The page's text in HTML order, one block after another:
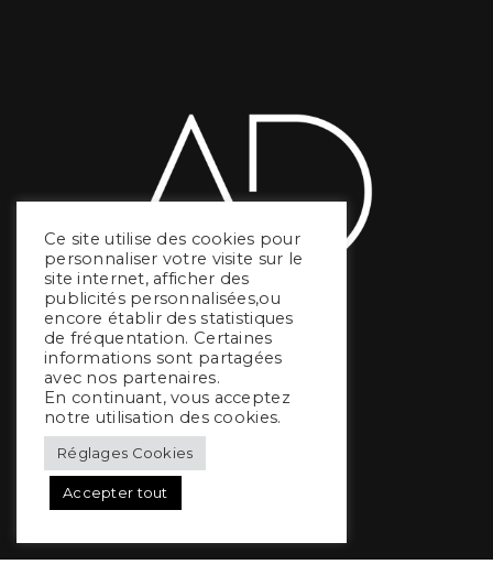
Ce site utilise des cookies pour
personnaliser votre visite sur le
site internet, afficher des
publicités personnalisées,ou
encore établir des statistiques
de fréquentation. Certaines
informations sont partagées
avec nos partenaires.
En continuant, vous acceptez
notre utilisation des cookies.
Réglages Cookies
Accepter tout